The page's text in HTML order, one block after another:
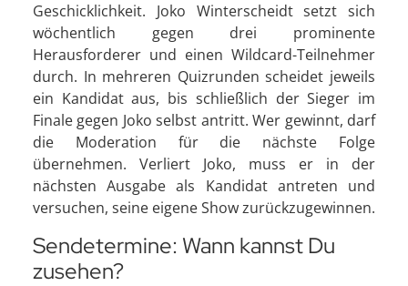
Geschicklichkeit. Joko Winterscheidt setzt sich
wöchentlich gegen drei prominente
Herausforderer und einen Wildcard-Teilnehmer
durch. In mehreren Quizrunden scheidet jeweils
ein Kandidat aus, bis schließlich der Sieger im
Finale gegen Joko selbst antritt. Wer gewinnt, darf
die Moderation für die nächste Folge
übernehmen. Verliert Joko, muss er in der
nächsten Ausgabe als Kandidat antreten und
versuchen, seine eigene Show zurückzugewinnen.
Sendetermine: Wann kannst Du
zusehen?